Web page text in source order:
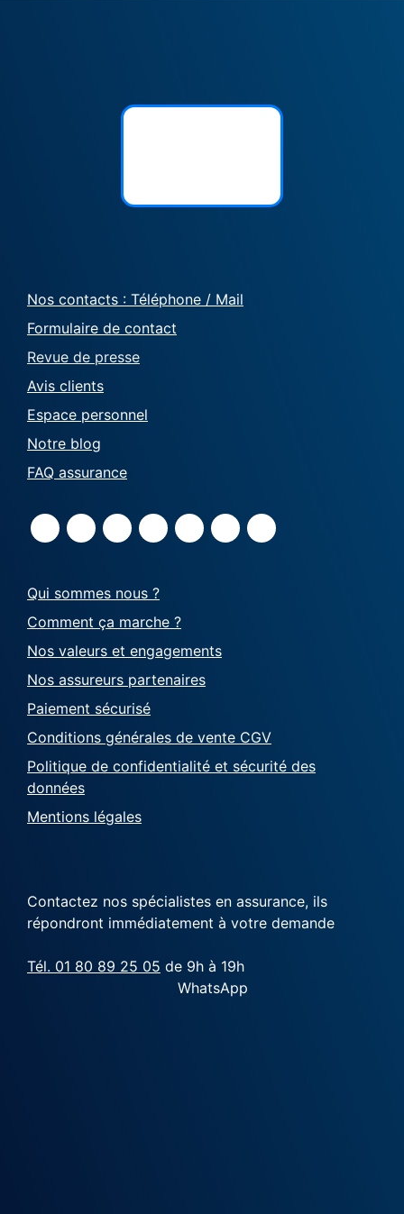
Nos contacts : Téléphone / Mail
Formulaire de contact
Revue de presse
Avis clients
Espace personnel
Notre blog
FAQ assurance
Qui sommes nous ?
Comment ça marche ?
Nos valeurs et engagements
Nos assureurs partenaires
Paiement sécurisé
Conditions générales de vente CGV
Politique de confidentialité et sécurité des
données
Mentions légales
Contactez nos spécialistes en assurance, ils
répondront immédiatement à votre demande
Tél. 01 80 89 25 05 de 9h à 19h
WhatsApp